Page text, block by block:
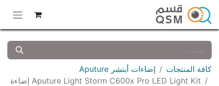
كافة المنتجات
إضاءات أبتشر Aputure
Aputure Light Storm C600x Pro LED Light Kit إضاءة